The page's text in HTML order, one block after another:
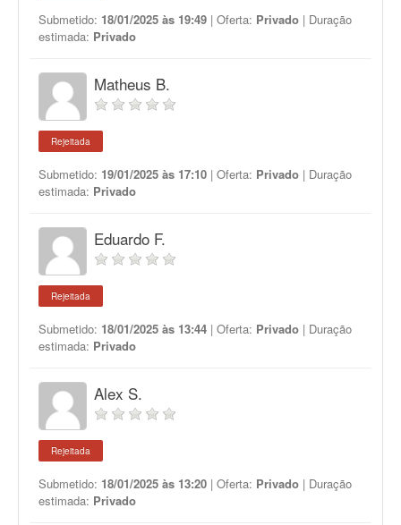
Submetido: 18/01/2025 às 19:49 | Oferta: Privado | Duração
estimada: Privado
Matheus B.
Rejeitada
Submetido: 19/01/2025 às 17:10 | Oferta: Privado | Duração
estimada: Privado
Eduardo F.
Rejeitada
Submetido: 18/01/2025 às 13:44 | Oferta: Privado | Duração
estimada: Privado
Alex S.
Rejeitada
Submetido: 18/01/2025 às 13:20 | Oferta: Privado | Duração
estimada: Privado